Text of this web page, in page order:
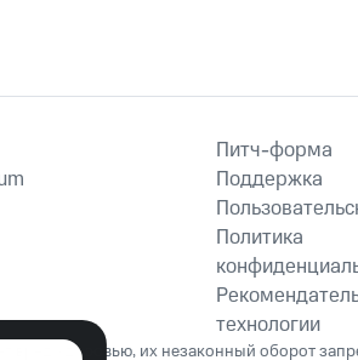
Питч-форма
Поддержка
Политика
технологии
вред здоровью, их незаконный оборот